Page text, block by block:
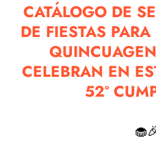
CATÁLOGO DE
DE FIESTAS
CELEBRAN EN
52º